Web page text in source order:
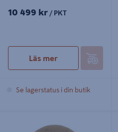
10 499 kr / PKT
Läs mer
Se lagerstatus i din butik